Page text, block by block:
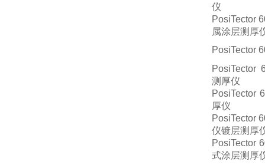
仪
PosiTector
属涂层测厚
PosiTector
PosiTector
测厚仪
PosiTector
厚仪
PosiTector
仪镀层测厚
PosiTector
式涂层测厚